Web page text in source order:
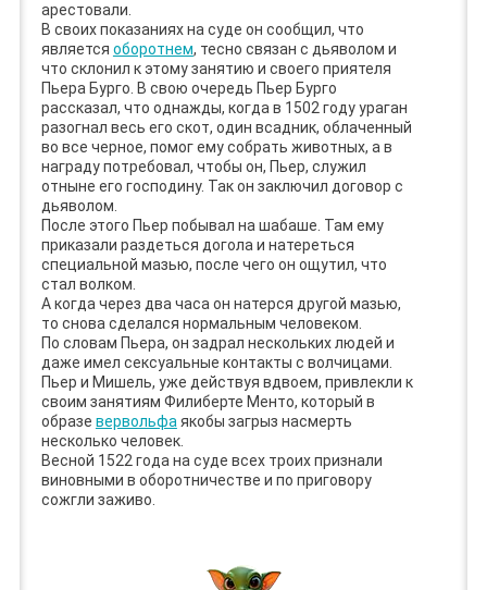
арестовали.
В своих показаниях на суде он сообщил, что
является оборотнем, тесно связан с дьяволом и
что склонил к этому занятию и своего приятеля
Пьера Бурго. В свою очередь Пьер Бурго
рассказал, что однажды, когда в 1502 году ураган
разогнал весь его скот, один всадник, облаченный
во все черное, помог ему собрать животных, а в
награду потребовал, чтобы он, Пьер, служил
отныне его господину. Так он заключил договор с
дьяволом.
После этого Пьер побывал на шабаше. Там ему
приказали раздеться догола и натереться
специальной мазью, после чего он ощутил, что
стал волком.
А когда через два часа он натерся другой мазью,
то снова сделался нормальным человеком.
По словам Пьера, он задрал нескольких людей и
даже имел сексуальные контакты с волчицами.
Пьер и Мишель, уже действуя вдвоем, привлекли к
своим занятиям Филиберте Менто, который в
образе вервольфа якобы загрыз насмерть
несколько человек.
Весной 1522 года на суде всех троих признали
виновными в оборотничестве и по приговору
сожгли заживо.